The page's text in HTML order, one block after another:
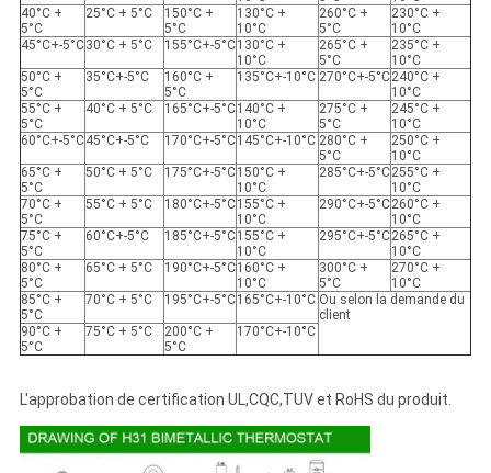
40°C +
5°C
25°C + 5°C
150°C +
5°C
130°C +
10°C
260°C +
5°C
230°C +
10°C
45°C+-5°C30°C + 5°C 155°C+-5°C130°C +
10°C
265°C +
5°C
235°C +
10°C
50°C +
5°C
35°C+-5°C
160°C +
5°C
135°C+-10°C 270°C+-5°C240°C +
10°C
55°C +
5°C
40°C + 5°C 165°C+-5°C140°C +
10°C
275°C +
5°C
245°C +
10°C
60°C+-5°C45°C+-5°C 170°C+-5°C145°C+-10°C 280°C +
5°C
250°C +
10°C
65°C +
5°C
50°C + 5°C 175°C+-5°C150°C +
10°C
285°C+-5°C255°C +
10°C
70°C +
5°C
55°C + 5°C 180°C+-5°C155°C +
10°C
290°C+-5°C260°C +
10°C
75°C +
5°C
60°C+-5°C 185°C+-5°C155°C +
10°C
295°C+-5°C265°C +
10°C
80°C +
5°C
65°C + 5°C 190°C+-5°C160°C +
10°C
300°C +
5°C
270°C +
10°C
85°C +
5°C
70°C + 5°C 195°C+-5°C165°C+-10°C Ou selon la demande du
client
90°C +
5°C
75°C + 5°C
200°C +
5°C
170°C+-10°C
L'approbation de certification UL,CQC,TUV et RoHS du produit.